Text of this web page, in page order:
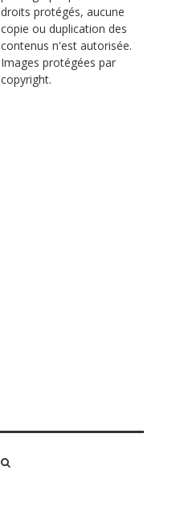
droits protégés, aucune
copie ou duplication des
contenus n'est autorisée.
Images protégées par
copyright.